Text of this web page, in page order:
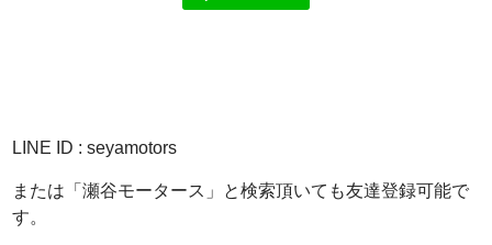
LINE ID : seyamotors
または「瀬谷モータース」と検索頂いても友達登録可能で
す。